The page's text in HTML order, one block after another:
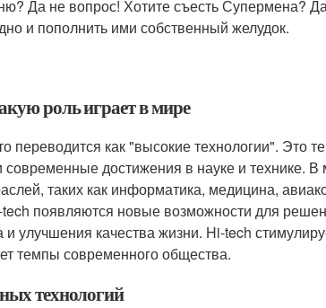
Да не вопрос! Хотите съесть Супермена?
и пополнить ими собственный желудок.
роль играет в мире
как "высокие технологии". Это
достижения в науке и технике. В
таких как информатика, медицина,
появляются новые возможности для
улучшения качества жизни. Hi-tech
темпы современного общества.
технологий